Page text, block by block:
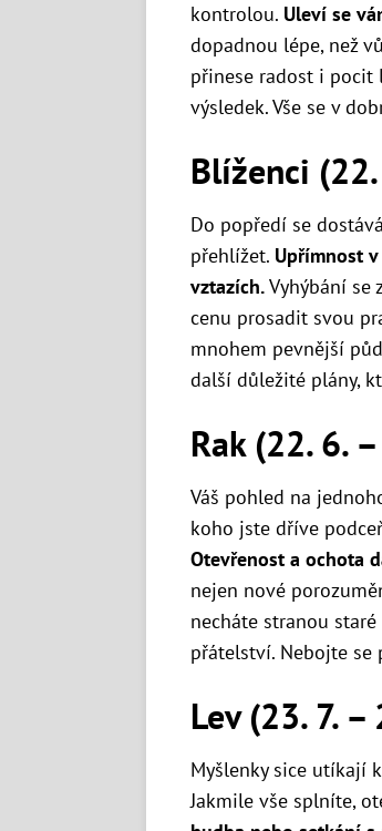
kontrolou. Uleví se
dopadnou lépe, než
přinese radost i pocit
výsledek. Vše se v
Blíženci
Do popředí se
přehlížet. Upřímnost
vztazích.Vyhýbání se
cenu prosadit svou
mnohem pevnější
další důležité plány,
Rak (22. 6.
Váš pohled na
koho jste dříve
Otevřenost a ochota
nejen nové
necháte stranou
přátelství. Nebojte se
Lev (23. 7. –
Myšlenky sice utíkají
Jakmile vše splníte,